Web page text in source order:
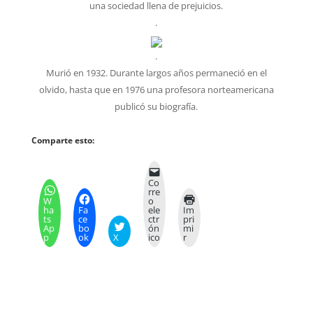
una sociedad llena de prejuicios.
.
.
Murió en 1932. Durante largos años permaneció en el
olvido, hasta que en 1976 una profesora norteamericana
publicó su biografía.
Comparte esto:
W
ha
ts
Ap
p
Fa
ce
bo
ok X
Co
rre
o
ele
ctr
ón
ico
Im
pri
mi
r